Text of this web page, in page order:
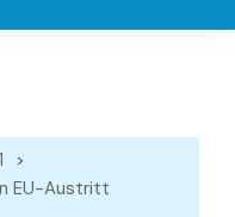
EU-Austritt